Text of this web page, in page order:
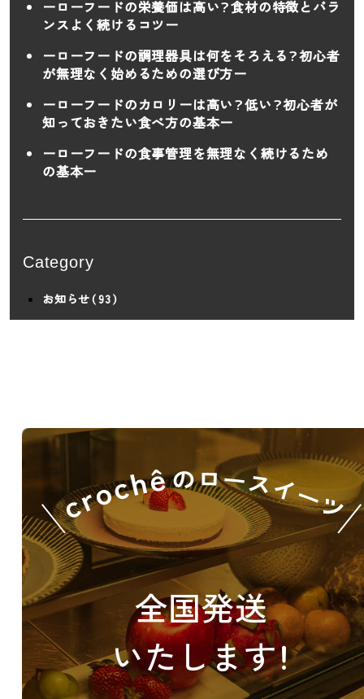
ーローフードの栄養価は高い？食材の特徴とバラ
ンスよく続けるコツー
ーローフードの調理器具は何をそろえる？初心者
が無理なく始めるための選び方ー
ーローフードのカロリーは高い？低い？初心者が
知っておきたい食べ方の基本ー
ーローフードの食事管理を無理なく続けるため
の基本ー
Category
お知らせ（93）
全国発送
いたします！